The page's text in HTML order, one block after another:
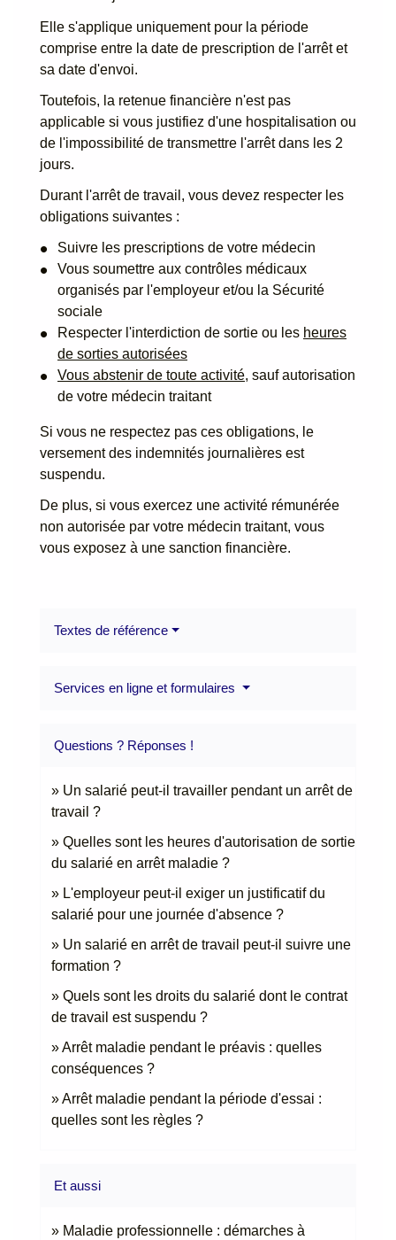
Elle s'applique uniquement pour la période
comprise entre la date de prescription de l'arrêt et
sa date d'envoi.
Toutefois, la retenue financière n'est pas
applicable si vous justifiez d'une hospitalisation ou
de l'impossibilité de transmettre l'arrêt dans les 2
jours.
Durant l'arrêt de travail, vous devez respecter les
obligations suivantes :
Suivre les prescriptions de votre médecin
Vous soumettre aux contrôles médicaux
organisés par l'employeur et/ou la Sécurité
sociale
Respecter l'interdiction de sortie ou les heures
de sorties autorisées
Vous abstenir de toute activité, sauf autorisation
de votre médecin traitant
Si vous ne respectez pas ces obligations, le
versement des indemnités journalières est
suspendu.
De plus, si vous exercez une activité rémunérée
non autorisée par votre médecin traitant, vous
vous exposez à une sanction financière.
Textes de référence
Services en ligne et formulaires
Questions ? Réponses !
Un salarié peut-il travailler pendant un arrêt de
travail ?
Quelles sont les heures d'autorisation de sortie
du salarié en arrêt maladie ?
L'employeur peut-il exiger un justificatif du
salarié pour une journée d'absence ?
Un salarié en arrêt de travail peut-il suivre une
formation ?
Quels sont les droits du salarié dont le contrat
de travail est suspendu ?
Arrêt maladie pendant le préavis : quelles
conséquences ?
Arrêt maladie pendant la période d'essai :
quelles sont les règles ?
Et aussi
Maladie professionnelle : démarches à